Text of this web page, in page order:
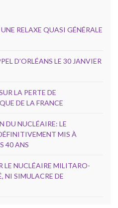
RELAXE QUASI GÉNÉRALE
D’ORLÉANS LE 30 JANVIER
LA PERTE DE
DE LA FRANCE
DU NUCLÉAIRE: LE
MIS À
40 ANS
LE NUCLÉAIRE MILITARO-
NI SIMULACRE DE